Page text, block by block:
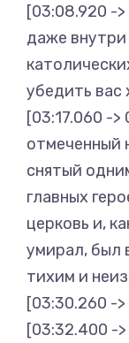
[03:08.920 -
даже
убедить вас
[03:17.060 -
отмеченный
снятый
главных
церковь и,
умирал, был
тихим и
[03:30.260 -
[03:32.400 -